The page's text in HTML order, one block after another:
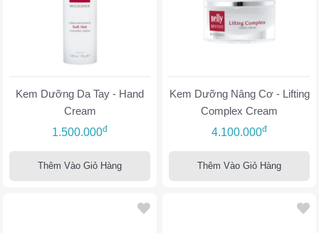
Kem Dưỡng Da Tay - Hand
Cream
1.500.000đ
Thêm Vào Giỏ Hàng
Kem Dưỡng Nâng Cơ - Lifting
Complex Cream
4.100.000đ
Thêm Vào Giỏ Hàng